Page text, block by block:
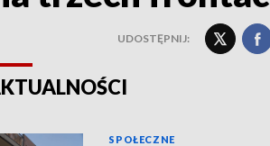
UDOSTĘPNIJ:
SPOŁECZNE